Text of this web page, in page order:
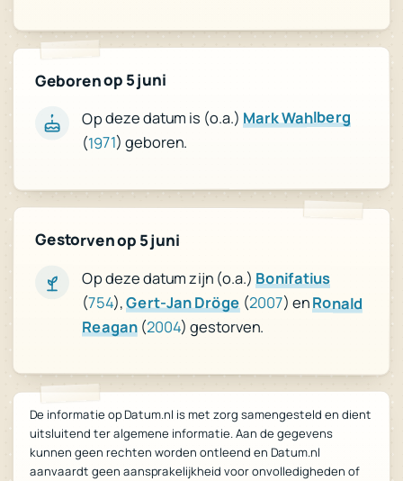
Geboren op 5 juni
Op deze datum is (o.a.)Mark Wahlberg
(1971) geboren.
Gestorven op 5 juni
Op deze datum zijn (o.a.) Bonifatius
(754),Gert-Jan Dröge (2007) enRonald
Reagan(2004) gestorven.
De informatie op Datum.nl is met zorg samengesteld en dient
uitsluitend ter algemene informatie. Aan de gegevens
kunnen geen rechten worden ontleend en Datum.nl
aanvaardt geen aansprakelijkheid voor onvolledigheden of